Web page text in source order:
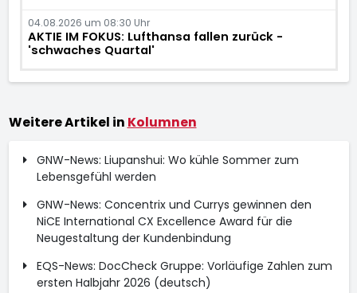
04.08.2026 um 08:30 Uhr
AKTIE IM FOKUS: Lufthansa fallen zurück -
'schwaches Quartal'
Weitere Artikel in Kolumnen
GNW-News: Liupanshui: Wo kühle Sommer zum
Lebensgefühl werden
GNW-News: Concentrix und Currys gewinnen den
NiCE International CX Excellence Award für die
Neugestaltung der Kundenbindung
EQS-News: DocCheck Gruppe: Vorläufige Zahlen zum
ersten Halbjahr 2026 (deutsch)